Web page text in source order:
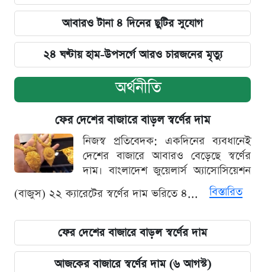
আবারও টানা ৪ দিনের ছুটির সুযোগ
২৪ ঘণ্টায় হাম-উপসর্গে আরও চারজনের মৃত্যু
অর্থনীতি
ফের দেশের বাজারে বাড়ল স্বর্ণের দাম
নিজস্ব প্রতিবেদক: একদিনের ব্যবধানেই
দেশের বাজারে আবারও বেড়েছে স্বর্ণের
দাম। বাংলাদেশ জুয়েলার্স অ্যাসোসিয়েশন
(বাজুস) ২২ ক্যারেটের স্বর্ণের দাম ভরিতে ৪...
বিস্তারিত
ফের দেশের বাজারে বাড়ল স্বর্ণের দাম
আজকের বাজারে স্বর্ণের দাম (৬ আগস্ট)